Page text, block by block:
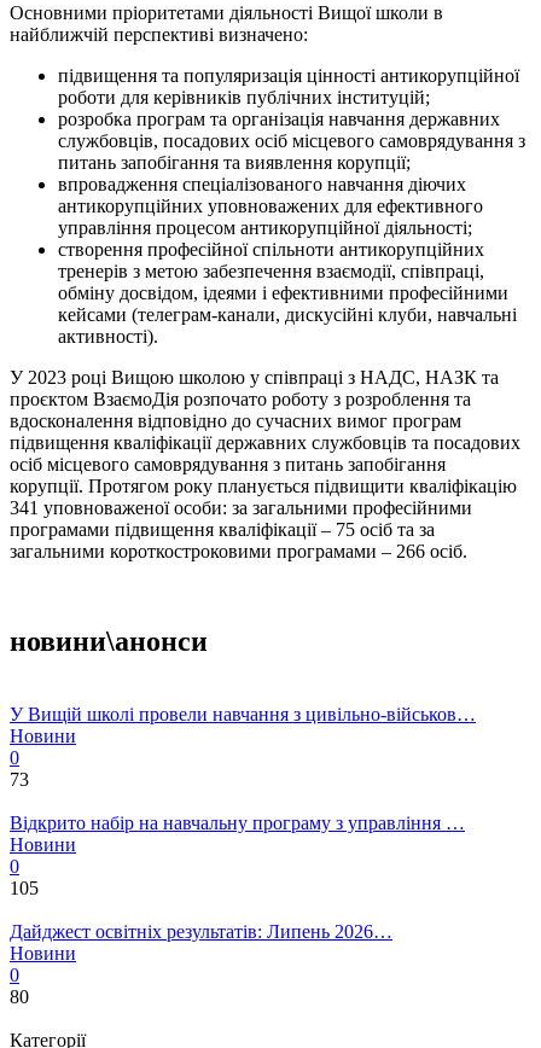
Основними пріоритетами діяльності Вищої школи в
найближчій перспективі визначено:
підвищення та популяризація цінності антикорупційної
роботи для керівників публічних інституцій;
розробка програм та організація навчання державних
службовців, посадових осіб місцевого самоврядування з
питань запобігання та виявлення корупції;
впровадження спеціалізованого навчання діючих
антикорупційних уповноважених для ефективного
управління процесом антикорупційної діяльності;
створення професійної спільноти антикорупційних
тренерів з метою забезпечення взаємодії, співпраці,
обміну досвідом, ідеями і ефективними професійними
кейсами (телеграм-канали, дискусійні клуби, навчальні
активності).
У 2023 році Вищою школою у співпраці з НАДС, НАЗК та
проєктом ВзаємоДія розпочато роботу з розроблення та
вдосконалення відповідно до сучасних вимог програм
підвищення кваліфікації державних службовців та посадових
осіб місцевого самоврядування з питань запобігання
корупції. Протягом року планується підвищити кваліфікацію
341 уповноваженої особи: за загальними професійними
програмами підвищення кваліфікації – 75 осіб та за
загальними короткостроковими програмами – 266 осіб.
новини\анонси
У Вищій школі провели навчання з цивільно-військов…
Новини
0
73
Відкрито набір на навчальну програму з управління …
Новини
0
105
Дайджест освітніх результатів: Липень 2026…
Новини
0
80
Категорії